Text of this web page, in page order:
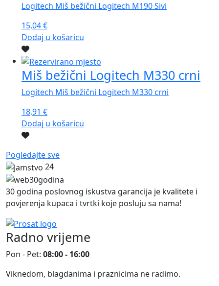
Logitech Miš bežični Logitech M190 Sivi
15,04€
Dodaj u košaricu
Miš bežični Logitech M330 crni
Logitech Miš bežični Logitech M330 crni
18,91 €
Dodaj u košaricu
Pogledajte sve
24
30 godina poslovnog iskustva garancija je kvalitete i
povjerenja kupaca i tvrtki koje posluju sa nama!
Radno vrijeme
Pon - Pet: 08:00 - 16:00
Viknedom, blagdanima i praznicima ne radimo.